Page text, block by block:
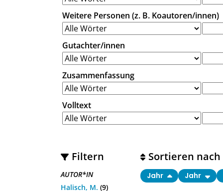
Weitere Personen (z. B. Koautoren/innen)
Gutachter/innen
Zusammenfassung
Volltext
Filtern
AUTOR*IN
Halisch, M. (9)
Sortieren nach
Jahr Jahr